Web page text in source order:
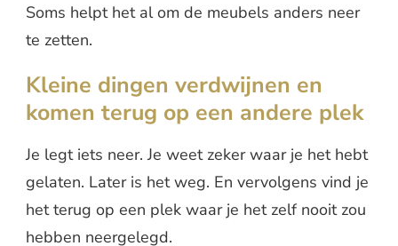
Soms helpt het al om de meubels anders neer
te zetten.
Kleine dingen verdwijnen en
komen terug op een andere plek
Je legt iets neer. Je weet zeker waar je het hebt
gelaten. Later is het weg. En vervolgens vind je
het terug op een plek waar je het zelf nooit zou
hebben neergelegd.